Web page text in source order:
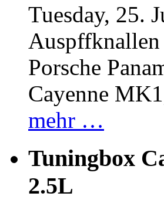
Tuesday, 25.
Porsche
Cayenne
mehr …
Tuningbox
2.5L